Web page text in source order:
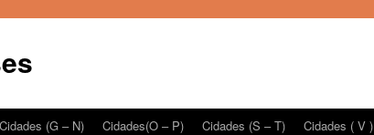
Cidades (G – N) Cidades(O – P) Cidades (S – T) Cidades ( V )